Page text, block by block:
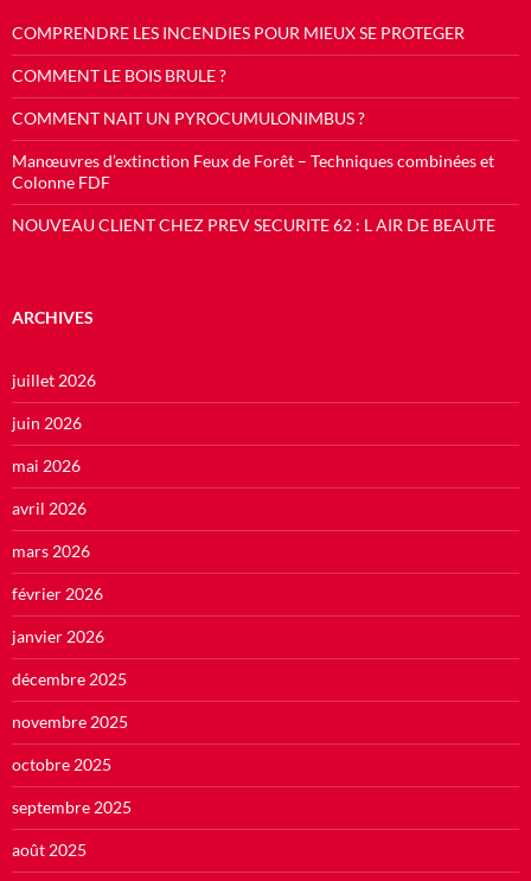
COMPRENDRE LES INCENDIES POUR MIEUX SE PROTEGER
COMMENT LE BOIS BRULE ?
COMMENT NAIT UN PYROCUMULONIMBUS ?
Manœuvres d’extinction Feux de Forêt – Techniques combinées et
Colonne FDF
NOUVEAU CLIENT CHEZ PREV SECURITE 62 : L AIR DE BEAUTE
ARCHIVES
juillet 2026
juin 2026
mai 2026
avril 2026
mars 2026
février 2026
janvier 2026
décembre 2025
novembre 2025
octobre 2025
septembre 2025
août 2025